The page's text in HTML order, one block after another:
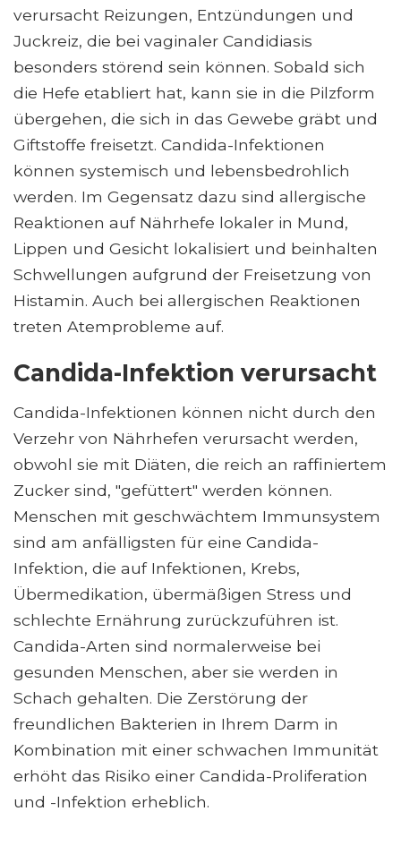
verursacht Reizungen, Entzündungen und
Juckreiz, die bei vaginaler Candidiasis
besonders störend sein können. Sobald sich
die Hefe etabliert hat, kann sie in die Pilzform
übergehen, die sich in das Gewebe gräbt und
Giftstoffe freisetzt. Candida-Infektionen
können systemisch und lebensbedrohlich
werden. Im Gegensatz dazu sind allergische
Reaktionen auf Nährhefe lokaler in Mund,
Lippen und Gesicht lokalisiert und beinhalten
Schwellungen aufgrund der Freisetzung von
Histamin. Auch bei allergischen Reaktionen
treten Atemprobleme auf.
Candida-Infektion verursacht
Candida-Infektionen können nicht durch den
Verzehr von Nährhefen verursacht werden,
obwohl sie mit Diäten, die reich an raffiniertem
Zucker sind, "gefüttert" werden können.
Menschen mit geschwächtem Immunsystem
sind am anfälligsten für eine Candida-
Infektion, die auf Infektionen, Krebs,
Übermedikation, übermäßigen Stress und
schlechte Ernährung zurückzuführen ist.
Candida-Arten sind normalerweise bei
gesunden Menschen, aber sie werden in
Schach gehalten. Die Zerstörung der
freundlichen Bakterien in Ihrem Darm in
Kombination mit einer schwachen Immunität
erhöht das Risiko einer Candida-Proliferation
und -Infektion erheblich.